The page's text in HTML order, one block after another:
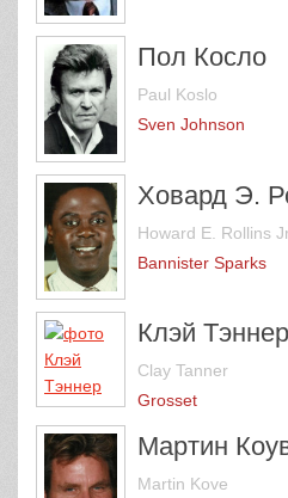
Пол Косло
Paul Koslo
Sven Johnson
Ховард Э.
Howard E. Rollins
Bannister Sparks
Клэй Тэннер
Clay Tanner
Grosset
Мартин
Martin Kove